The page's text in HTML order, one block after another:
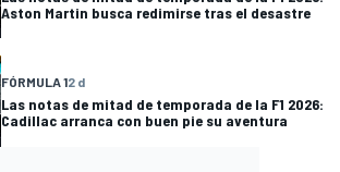
Aston Martin busca redimirse tras el desastre
FÓRMULA 12 d
Las notas de mitad de temporada de la F1 2026:
Cadillac arranca con buen pie su aventura